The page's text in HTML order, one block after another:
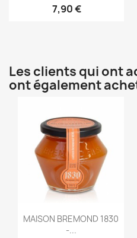
7,90 €
Les clients qui ont
ont également
Aperçu rapide
MAISON BREMOND 1830
-...